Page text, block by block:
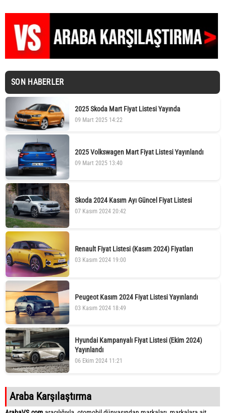
SON HABERLER
2025 Skoda Mart Fiyat Listesi Yayında
09 Mart 2025 14:22
2025 Volkswagen Mart Fiyat Listesi Yayınlandı
09 Mart 2025 13:40
Skoda 2024 Kasım Ayı Güncel Fiyat Listesi
07 Kasım 2024 20:42
Renault Fiyat Listesi (Kasım 2024) Fiyatları
03 Kasım 2024 19:00
Peugeot Kasım 2024 Fiyat Listesi Yayınlandı
03 Kasım 2024 18:49
Hyundai Kampanyalı Fiyat Listesi (Ekim 2024)
Yayınlandı
06 Ekim 2024 11:21
Araba Karşılaştırma